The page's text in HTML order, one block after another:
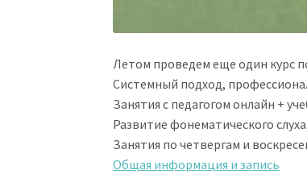
Летом проведем еще один курс
Системный подход,
Занятия с педагогом онлайн +
Развитие фонематического
Занятия по четвергам и
Общая информация и запись